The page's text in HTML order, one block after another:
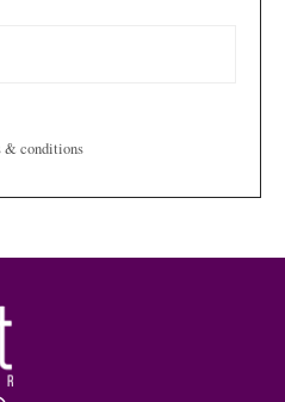
& conditions